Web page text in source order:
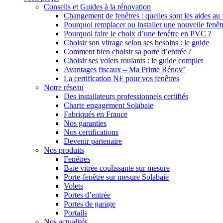
Conseils et Guides à la rénovation
Changement de fenêtres : quelles sont les aides au
Pourquoi remplacer ou installer une nouvelle
Pourquoi faire le choix d’une fenêtre en PVC ?
Choisir son vitrage selon ses besoins : le guide
Comment bien choisir sa porte d’entrée ?
Choisir ses volets roulants : le guide complet
Avantages fiscaux – Ma Prime Rénov’
La certification NF pour vos fenêtres
Notre réseau
Des installateurs professionnels certifiés
Charte engagement Solabaie
Fabriqués en France
Nos garanties
Nos certifications
Devenir partenaire
Nos produits
Fenêtres
Baie vitrée coulissante sur mesure
Porte-fenêtre sur mesure Solabaie
Volets
Portes d’entrée
Portes de garage
Portails